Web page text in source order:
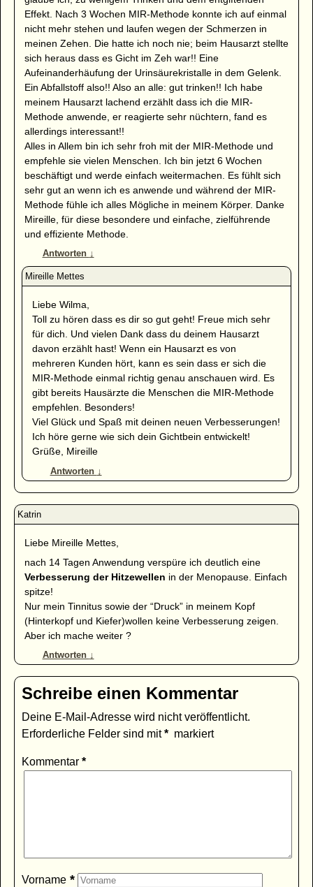
Effekt. Nach 3 Wochen MIR-Methode konnte ich auf einmal
nicht mehr stehen und laufen wegen der Schmerzen in
meinen Zehen. Die hatte ich noch nie; beim Hausarzt stellte
sich heraus dass es Gicht im Zeh war!! Eine
Aufeinanderhäufung der Urinsäurekristalle in dem Gelenk.
Ein Abfallstoff also!! Also an alle: gut trinken!! Ich habe
meinem Hausarzt lachend erzählt dass ich die MIR-
Methode anwende, er reagierte sehr nüchtern, fand es
allerdings interessant!!
Alles in Allem bin ich sehr froh mit der MIR-Methode und
empfehle sie vielen Menschen. Ich bin jetzt 6 Wochen
beschäftigt und werde einfach weitermachen. Es fühlt sich
sehr gut an wenn ich es anwende und während der MIR-
Methode fühle ich alles Mögliche in meinem Körper. Danke
Mireille, für diese besondere und einfache, zielführende
und effiziente Methode.
Antworten ↓
Liebe Wilma,
Toll zu hören dass es dir so gut geht! Freue mich sehr
für dich. Und vielen Dank dass du deinem Hausarzt
davon erzählt hast! Wenn ein Hausarzt es von
mehreren Kunden hört, kann es sein dass er sich die
MIR-Methode einmal richtig genau anschauen wird. Es
gibt bereits Hausärzte die Menschen die MIR-Methode
empfehlen. Besonders!
Viel Glück und Spaß mit deinen neuen Verbesserungen!
Ich höre gerne wie sich dein Gichtbein entwickelt!
Grüße, Mireille
Antworten ↓
Liebe Mireille Mettes,
nach 14 Tagen Anwendung verspüre ich deutlich eine
Verbesserung der Hitzewellen in der Menopause. Einfach
spitze!
Nur mein Tinnitus sowie der “Druck” in meinem Kopf
(Hinterkopf und Kiefer)wollen keine Verbesserung zeigen.
Aber ich mache weiter ?
Antworten ↓
Schreibe einen Kommentar
Deine E-Mail-Adresse wird nicht veröffentlicht.
Erforderliche Felder sind mit* markiert
Kommentar *
Vorname *